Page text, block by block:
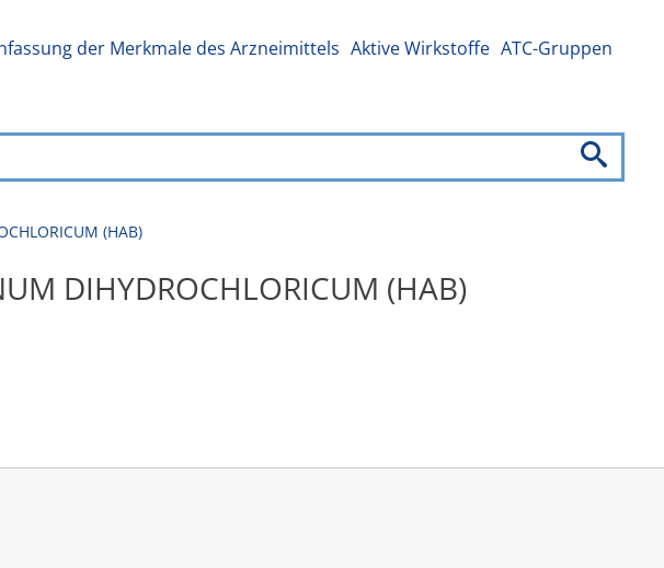
der Merkmale des Arzneimittels Aktive Wirkstoffe ATC-Gruppen
(HAB)
DIHYDROCHLORICUM (HAB)